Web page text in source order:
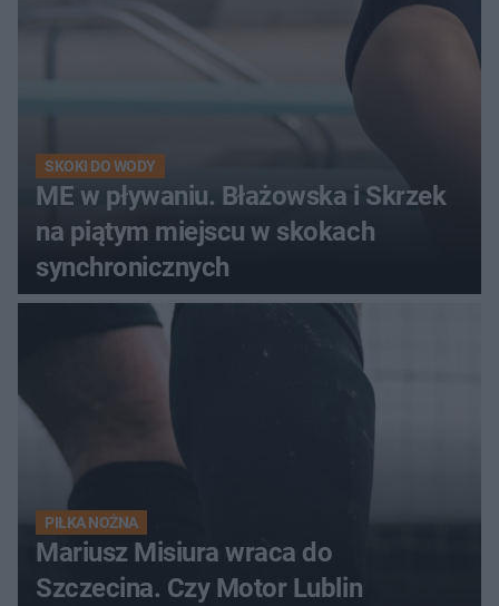
SKOKI DO WODY
ME w pływaniu. Błażowska i Skrzek
na piątym miejscu w skokach
synchronicznych
PIŁKA NOŻNA
Mariusz Misiura wraca do
Szczecina. Czy Motor Lublin